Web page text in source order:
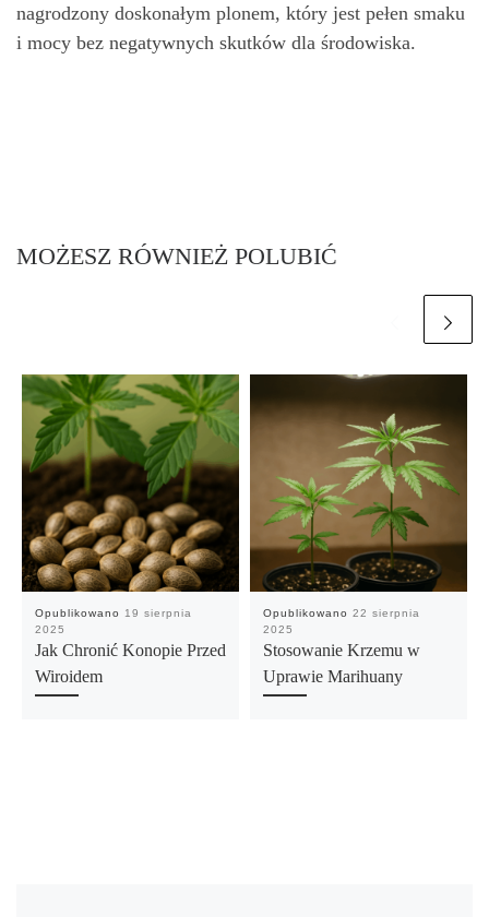
nagrodzony doskonałym plonem, który jest pełen smaku
i mocy bez negatywnych skutków dla środowiska.
MOŻESZ RÓWNIEŻ POLUBIĆ
Opublikowano
19 sierpnia
2025
Jak Chronić Konopie Przed
Wiroidem
Opublikowano 22 sierpnia
2025
Stosowanie Krzemu w
Uprawie Marihuany